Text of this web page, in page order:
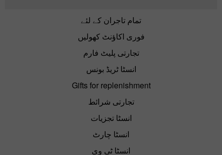
تمام تاجران کے لئے
فوری اکاؤنٹ کھولیں
تجارتی پلیٹ فارم
انسٹا ٹریڈ بونس
Gifts for replenishment
تجارتی شرائط
انسٹا تجزیات
انسٹا چارٹ
انسٹا ٹی وی